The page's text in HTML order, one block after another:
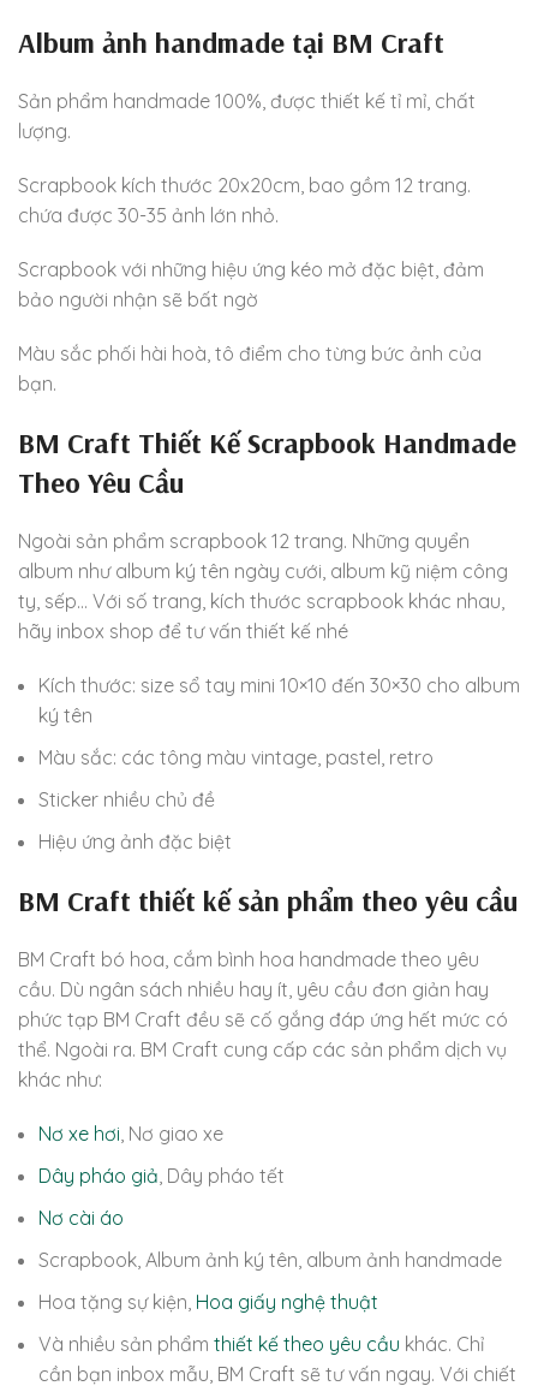
Album ảnh handmade tại BM Craft
Sản phẩm handmade 100%, được thiết kế tỉ mỉ, chất
lượng.
Scrapbook kích thước 20x20cm, bao gồm 12 trang.
chứa được 30-35 ảnh lớn nhỏ.
Scrapbook với những hiệu ứng kéo mở đặc biệt, đảm
bảo người nhận sẽ bất ngờ
Màu sắc phối hài hoà, tô điểm cho từng bức ảnh của
bạn.
BM Craft Thiết Kế Scrapbook Handmade
Theo Yêu Cầu
Ngoài sản phẩm scrapbook 12 trang. Những quyển
album như album ký tên ngày cưới, album kỹ niệm công
ty, sếp… Với số trang, kích thước scrapbook khác nhau,
hãy inbox shop để tư vấn thiết kế nhé
Kích thước: size sổ tay mini 10×10 đến 30×30 cho album
ký tên
Màu sắc: các tông màu vintage, pastel, retro
Sticker nhiều chủ đề
Hiệu ứng ảnh đặc biệt
BM Craft thiết kế sản phẩm theo yêu cầu
BM Craft bó hoa, cắm bình hoa handmade theo yêu
cầu. Dù ngân sách nhiều hay ít, yêu cầu đơn giản hay
phức tạp BM Craft đều sẽ cố gắng đáp ứng hết mức có
thể. Ngoài ra. BM Craft cung cấp các sản phẩm dịch vụ
khác như:
Nơ xe hơi, Nơ giao xe
Dây pháo giả, Dây pháo tết
Nơ cài áo
Scrapbook, Album ảnh ký tên, album ảnh handmade
Hoa tặng sự kiện, Hoa giấy nghệ thuật
Và nhiều sản phẩm thiết kế theo yêu cầu khác. Chỉ
cần bạn inbox mẫu, BM Craft sẽ tư vấn ngay. Với chiết